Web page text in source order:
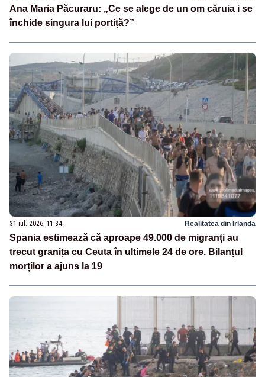
Ana Maria Păcuraru: „Ce se alege de un om căruia i se
închide singura lui portiță?”
31 iul. 2026, 11:34 Realitatea din Irlanda
Spania estimează că aproape 49.000 de migranți au
trecut granița cu Ceuta în ultimele 24 de ore. Bilanțul
morților a ajuns la 19